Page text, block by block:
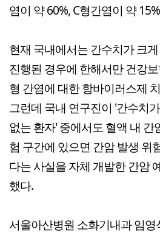
염이 약 60%, C형간염이 약
현재 국내에서는 간수치가 크
진행된 경우에 한해서만 건강
형 간염에 대한 항바이러스제
그런데 국내 연구진이 '간수치
없는 환자' 중에서도 혈액 내 간
험 구간에 있으면 간암 발생 위
다는 사실을 자체 개발한 간암
했다.
서울아산병원 소화기내과 임